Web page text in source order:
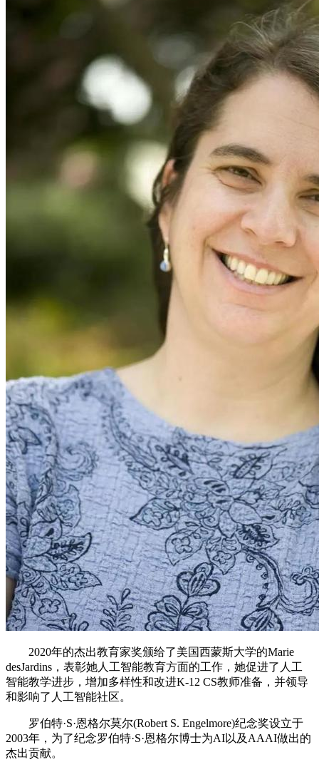
2020年的杰出教育家奖颁给了美国西蒙斯大学的Marie
desJardins，表彰她人工智能教育方面的工作，她促进了人工
智能教学进步，增加多样性和改进K-12 CS教师准备，并领导
和影响了人工智能社区。
罗伯特·S·恩格尔莫尔(Robert S. Engelmore)纪念奖设立于
2003年，为了纪念罗伯特·S·恩格尔博士为AI以及AAAI做出的
杰出贡献。